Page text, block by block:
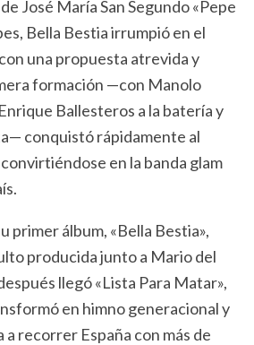
José María San Segundo «Pepe
Bella Bestia irrumpió en el
una propuesta atrevida y
formación —con Manolo
Ballesteros a la batería y
conquistó rápidamente al
en la banda glam
primer álbum, «Bella Bestia»,
producida junto a Mario del
llegó «Lista Para Matar»,
en himno generacional y
a recorrer España con más de